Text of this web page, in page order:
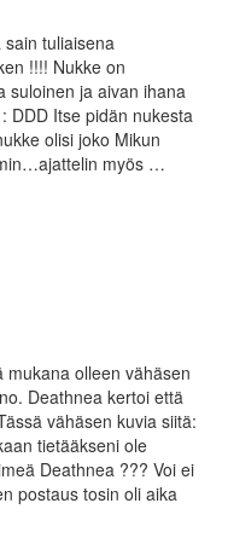
tuliaisena
!!!! Nukke on
suloinen ja aivan ihana
DDD Itse pidän nukesta
olisi joko Mikun
myös …
mukana olleen vähäsen
Deathnea kertoi että
vähäsen kuvia siitä:
tietääkseni ole
Deathnea ??? Voi ei
postaus tosin oli aika